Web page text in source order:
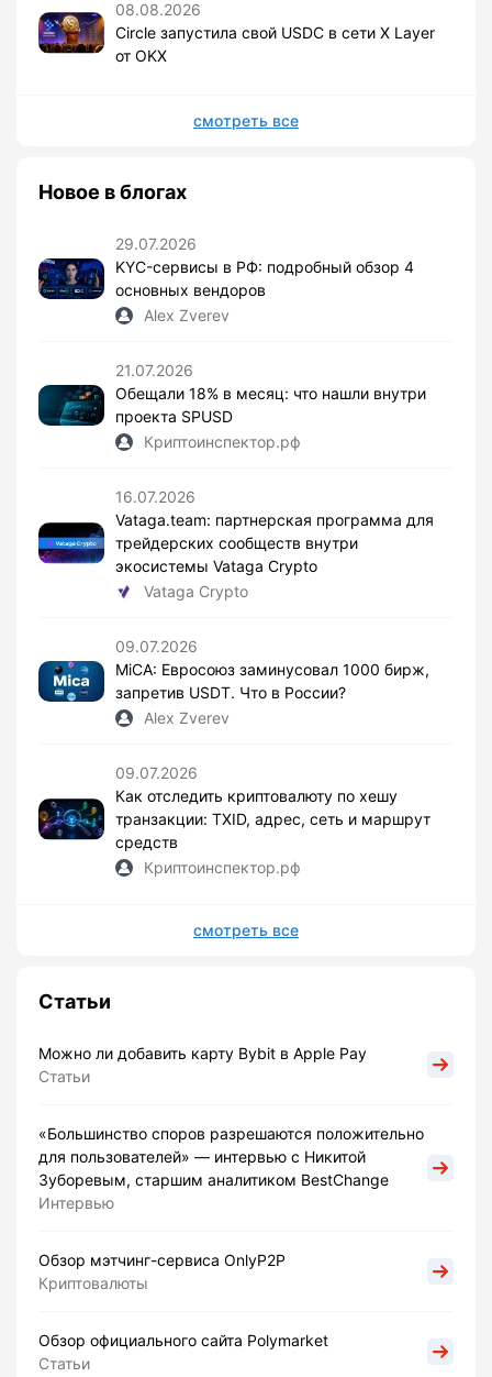
08.08.2026
Circle запустила свой USDC в сети X Layer
от OKX
смотреть все
Новое в блогах
29.07.2026
KYC-сервисы в РФ: подробный обзор 4
основных вендоров
Alex Zverev
21.07.2026
Обещали 18% в месяц: что нашли внутри
проекта SPUSD
Криптоинспектор.рф
16.07.2026
Vataga.team: партнерская программа для
трейдерских сообществ внутри
экосистемы Vataga Crypto
Vataga Crypto
09.07.2026
MiCA: Евросоюз заминусовал 1000 бирж,
запретив USDT. Что в России?
Alex Zverev
09.07.2026
Как отследить криптовалюту по хешу
транзакции: TXID, адрес, сеть и маршрут
средств
Криптоинспектор.рф
смотреть все
Статьи
Можно ли добавить карту Bybit в Apple Pay
Статьи
«Большинство споров разрешаются положительно
для пользователей» — интервью с Никитой
Зуборевым, старшим аналитиком BestChange
Интервью
Обзор мэтчинг-сервиса OnlyP2P
Криптовалюты
Обзор официального сайта Polymarket
Статьи